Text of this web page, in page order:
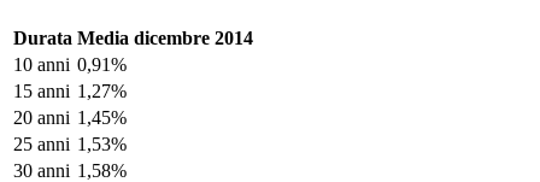
Durata Media dicembre 2014
10 anni 0,91%
15 anni 1,27%
20 anni 1,45%
25 anni 1,53%
30 anni 1,58%